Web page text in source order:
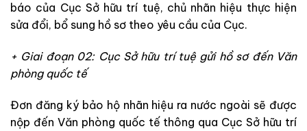
báo của Cục Sở hữu trí tuệ, chủ nhãn hiệu thực hiện
sửa đổi, bổ sung hồ sơ theo yêu cầu của Cục.
+ Giai đoạn 02: Cục Sở hữu trí tuệ gửi hồ sơ đến Văn
phòng quốc tế
Đơn đăng ký bảo hộ nhãn hiệu ra nước ngoài sẽ được
nộp đến Văn phòng quốc tế thông qua Cục Sở hữu trí